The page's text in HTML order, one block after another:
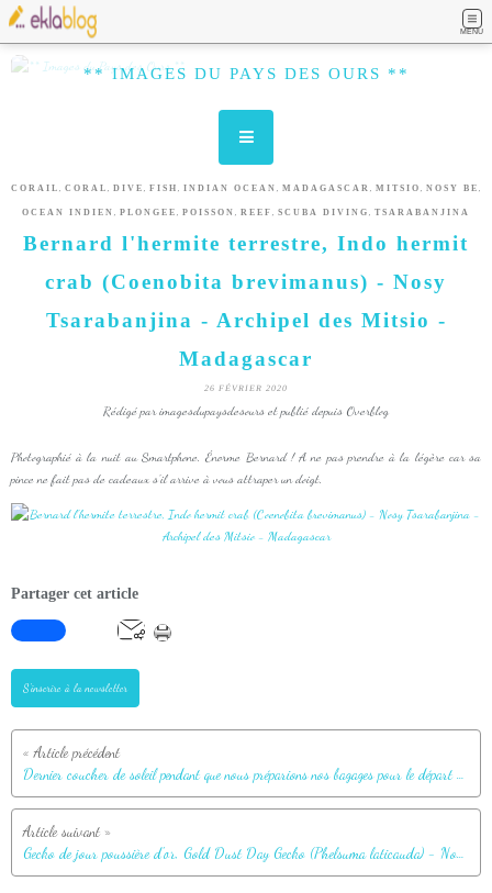
MENU
** IMAGES DU PAYS DES OURS **
CORAIL , CORAL , DIVE , FISH , INDIAN OCEAN , MADAGASCAR , MITSIO , NOSY BE ,
OCEAN INDIEN , PLONGEE , POISSON , REEF , SCUBA DIVING , TSARABANJINA
Bernard l'hermite terrestre, Indo hermit
crab (Coenobita brevimanus) - Nosy
Tsarabanjina - Archipel des Mitsio -
Madagascar
26 FÉVRIER 2020
Rédigé par imagesdupaysdesours et publié depuis Overblog
Photographié à la nuit au Smartphone. Énorme Bernard ! A ne pas prendre à la légère car sa
pince ne fait pas de cadeaux s'il arrive à vous attraper un doigt.
Partager cet article
S'inscrire à la newsletter
Dernier coucher de soleil pendant que nous préparions nos bagages pour le départ du lendemain matin - Nosy Tsarabanjina - Archipel des Mitsio - Madagascar
Gecko de jour poussière d'or, Gold Dust Day Gecko (Phelsuma laticauda) - Nosy Tsarabanjina - Archipel des Mitsio - Madagascar